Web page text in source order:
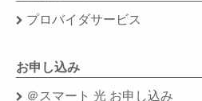
プロバイダサービス
お申し込み
＠スマート 光 お申し込み